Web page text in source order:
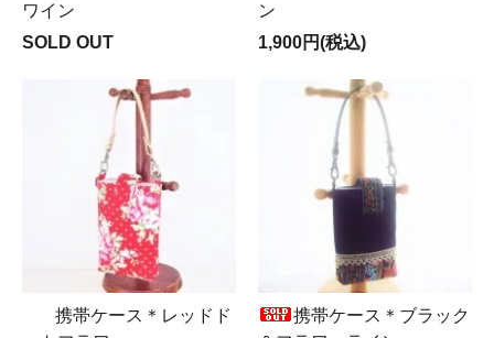
ワイン
SOLD OUT
ン
1,900円(税込)
携帯ケース＊レッドド
携帯ケース＊ブラック